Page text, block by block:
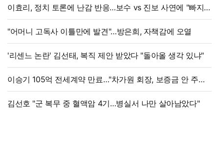
이효리, 정치 토론에 난감 반응…보수 vs 진보 사연에 "빠지면
안 될까요?"
"어머니 고독사 이틀만에 발견"…방은희, 자책감에 오열
'리센느 논란' 김선태, 복직 제안 받았다 "돌아올 생각 있냐"
이승기 105억 전세계약 만료…"차가원 회장, 보증금 안 주면
법적 조치"
김선호 "군 복무 중 혈액암 4기…병실서 나만 살아남았다"